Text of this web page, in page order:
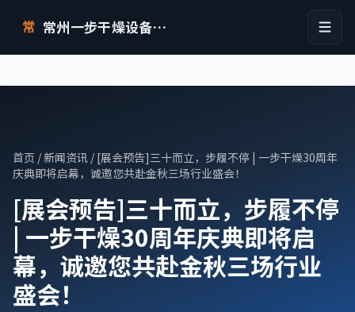
常 常州一步干燥设备有限公司
首页 /新闻资讯 / [展会预告]三十而立，步履不停 | 一步干燥30周年
庆典即将启幕，诚邀您共赴金秋三场行业盛会！
[展会预告]三十而立，步履不停
| 一步干燥30周年庆典即将启
幕，诚邀您共赴金秋三场行业
盛会！